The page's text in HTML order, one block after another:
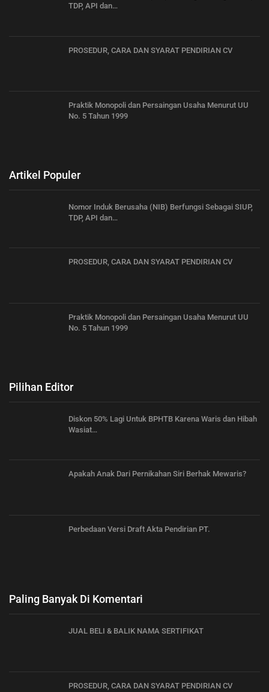
TDP, API dan…
PROSEDUR, CARA DAN SYARAT PENDIRIAN CV
Praktik Monopoli dan Persaingan Usaha Menurut UU
No. 5 Tahun 1999
Artikel Populer
Nomor Induk Berusaha (NIB) Berfungsi Sebagai SIUP,
TDP, API dan…
PROSEDUR, CARA DAN SYARAT PENDIRIAN CV
Praktik Monopoli dan Persaingan Usaha Menurut UU
No. 5 Tahun 1999
Pilihan Editor
Diskon 50% Lagi Untuk BPHTB Karena Waris dan Hibah
Wasiat…
Apakah Anak Dari Pernikahan Siri Berhak Mewaris?
Perbedaan Versi Draft Akta Pendirian PT.
Paling Banyak Di Komentari
JUAL BELI & BALIK NAMA SERTIFIKAT
PROSEDUR, CARA DAN SYARAT PENDIRIAN CV